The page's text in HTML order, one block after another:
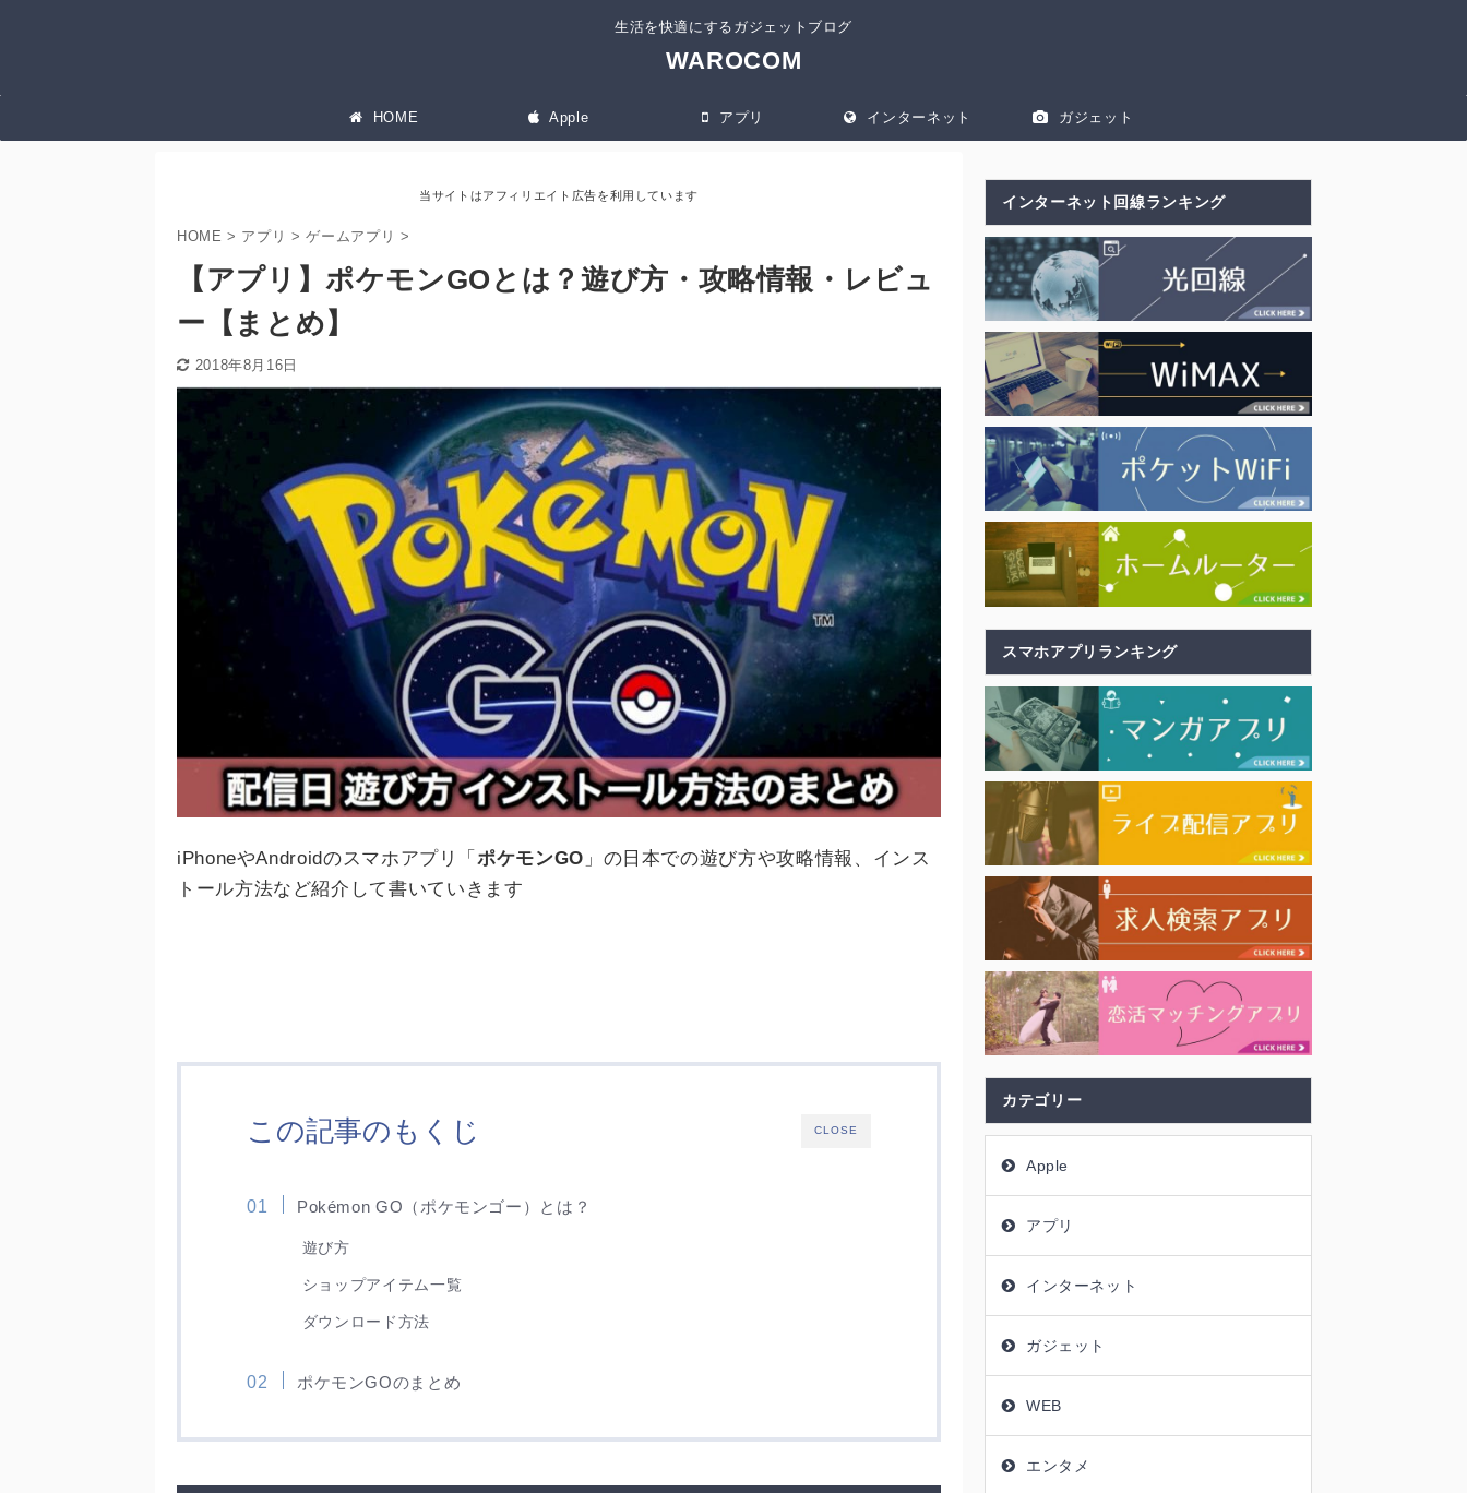
生活を快適にするガジェットブログ
WAROCOM
HOME Apple アプリ インターネット ガジェット
当サイトはアフィリエイト広告を利用しています
HOME > アプリ > ゲームアプリ >
【アプリ】ポケモンGOとは？遊び方・攻略情報・レビュ
ー【まとめ】
2018年8月16日
iPhoneやAndroidのスマホアプリ「ポケモンGO 」の日本での遊び方や攻略情報、インス
トール方法など紹介して書いていきます
CLOSE
この記事のもくじ
Pokémon GO（ポケモンゴー）とは？
遊び方
ショップアイテム一覧
ダウンロード方法
ポケモンGOのまとめ
インターネット回線ランキング
スマホアプリランキング
カテゴリー
Apple
アプリ
インターネット
ガジェット
WEB
エンタメ